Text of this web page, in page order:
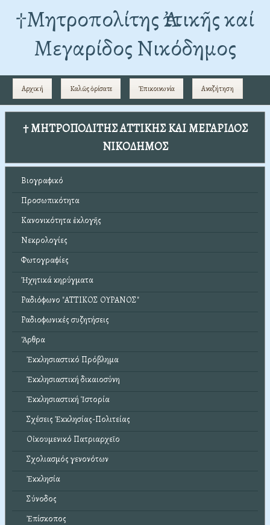
†Mητροπολίτης Ἀττικῆς καί
Μεγαρίδος Νικόδημος
Αρχική Καλῶς ὁρίσατε Ἐπικοινωνία Αναζήτηση
† ΜΗΤΡΟΠΟΛΙΤΗΣ ΑΤΤΙΚΗΣ ΚΑΙ ΜΕΓΑΡΙΔΟΣ
ΝΙΚΟΔΗΜΟΣ
Βιογραφικό
Προσωπικότητα
Κανονικότητα ἐκλογῆς
Νεκρολογίες
Φωτογραφίες
Ἠχητικά κηρύγματα
Ραδιόφωνο "ΑΤΤΙΚΟΣ ΟΥΡΑΝΟΣ"
Ραδιοφωνικές συζητήσεις
Ἄρθρα
Ἐκκλησιαστικό Πρόβλημα
Ἐκκλησιαστική δικαιοσύνη
Ἐκκλησιαστική Ἱστορία
Σχέσεις Ἐκκλησίας-Πολιτείας
Οἰκουμενικό Πατριαρχεῖο
Σχολιασμός γενονότων
Ἐκκλησία
Σύνοδος
Ἐπίσκοπος